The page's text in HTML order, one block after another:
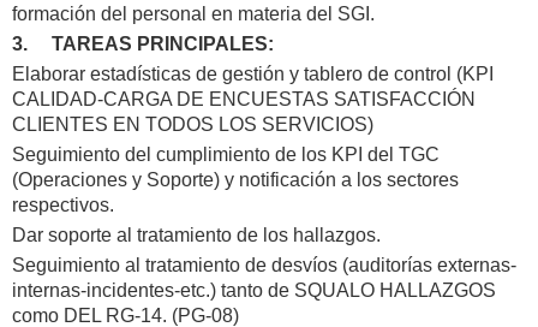
formación del personal en materia del SGI.
3.
TAREAS PRINCIPALES:
Elaborar estadísticas de gestión y tablero de control (KPI
CALIDAD-CARGA DE ENCUESTAS SATISFACCIÓN
CLIENTES EN TODOS LOS SERVICIOS)
Seguimiento del cumplimiento de los KPI del TGC
(Operaciones y Soporte) y notificación a los sectores
respectivos.
Dar soporte al tratamiento de los hallazgos.
Seguimiento al tratamiento de desvíos (auditorías externas-
internas-incidentes-etc.) tanto de SQUALO HALLAZGOS
como DEL RG-14. (PG-08)